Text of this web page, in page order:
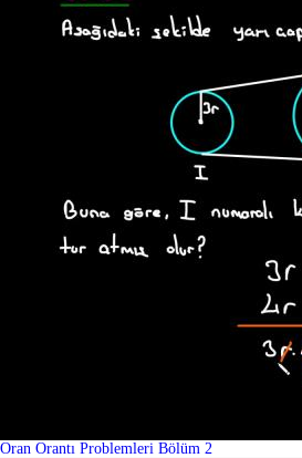
Oran Orantı Problemleri Bölüm 2